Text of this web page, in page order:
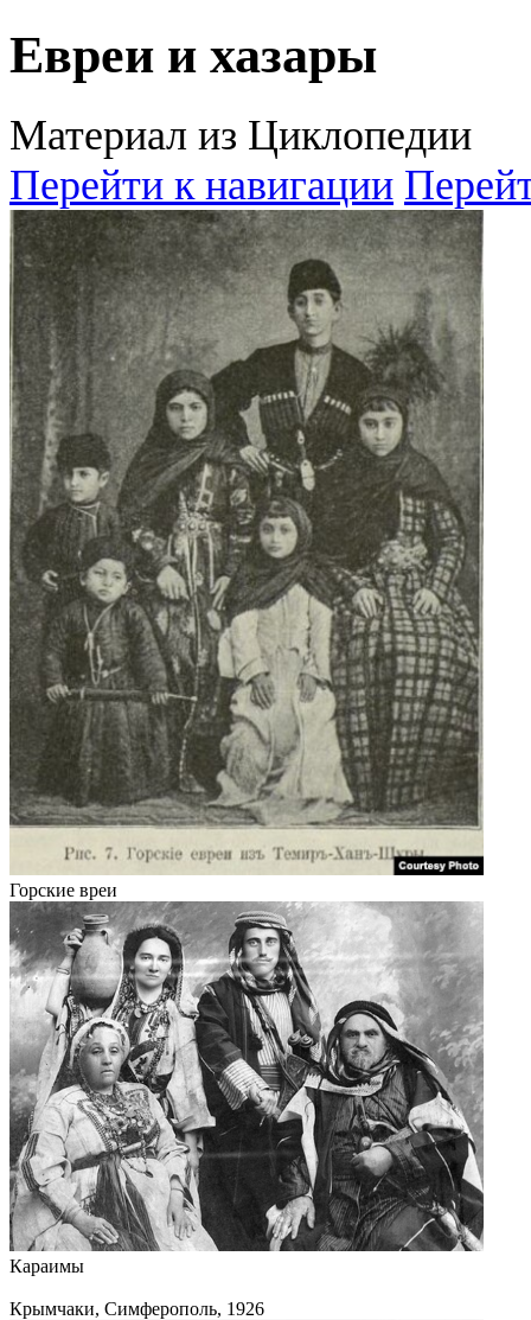
Евреи и хазары
Материал из Циклопедии
Перейти к навигации
Горские вреи
Караимы
Крымчаки, Симферополь, 1926